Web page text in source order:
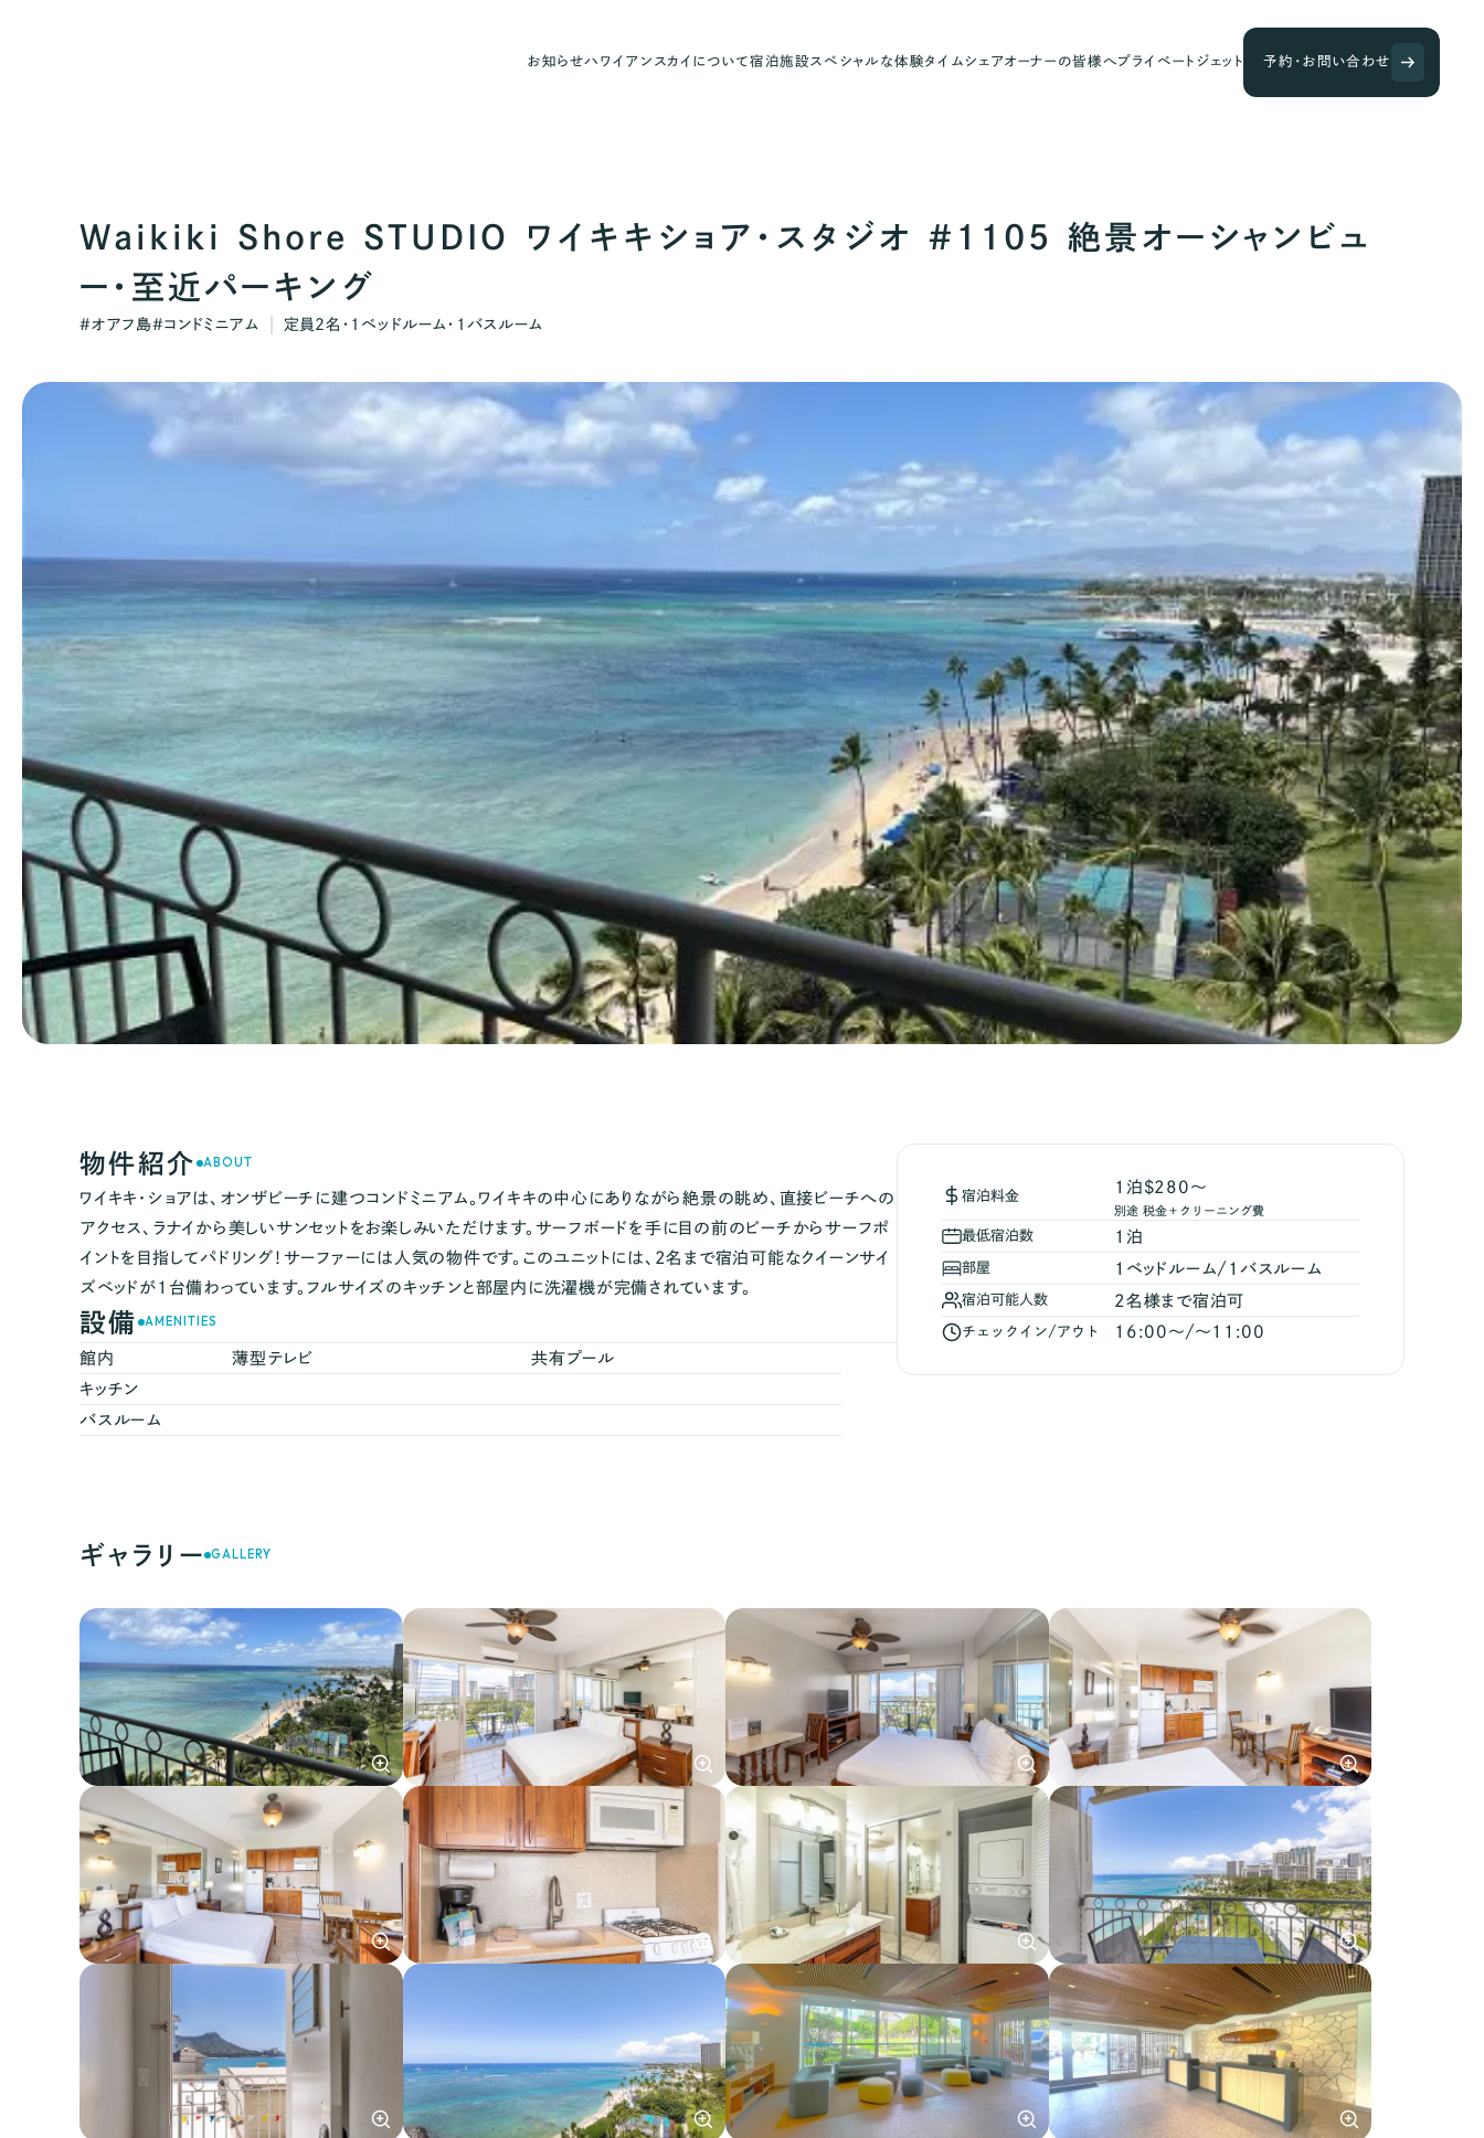
お知らせハワイアンスカイについて宿泊施設スペシャルな体験タイムシェアオーナーの皆様へプライベートジェット 予約・お問い合わせ
Waikiki Shore STUDIO ワイキキショア・スタジオ #1105 絶景オーシャンビュ
ー・至近パーキング
#オアフ島#コンドミニアム 定員 2名・ 1 ベッドルーム・ 1 バスルーム
物件紹介 ABOUT
ワイキキ・ショアは、オンザビーチに建つコンドミニアム。ワイキキの中心にありながら絶景の眺め、直接ビーチへの
アクセス、ラナイから美しいサンセットをお楽しみいただけます。サーフボードを手に目の前のビーチからサーフポ
イントを目指してパドリング！サーファーには人気の物件です。このユニットには、2名まで宿泊可能なクイーンサイ
ズベッドが1台備わっています。フルサイズのキッチンと部屋内に洗濯機が完備されています。
設備 AMENITIES
館内 薄型テレビ
共有プール
キッチン
バスルーム
宿泊料金
1泊$280～
別途 税金＋クリーニング費
最低宿泊数 1 泊
部屋 1 ベッドルーム/ 1 バスルーム
宿泊可能人数 2 名様まで宿泊可
チェックイン/アウト 16:00 〜/〜 11:00
ギャラリー GALLERY